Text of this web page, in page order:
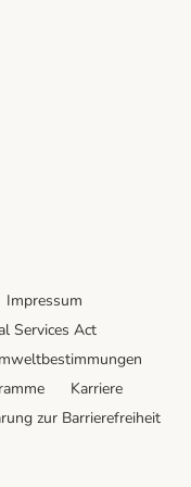
Impressum
Services Act
Karriere
zur Barrierefreiheit